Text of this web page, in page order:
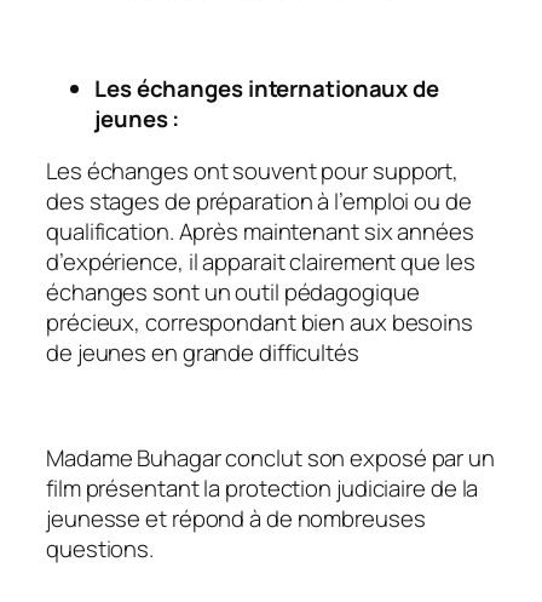
Les échanges internationaux de
jeunes :
Les échanges ont souvent pour support,
des stages de préparation à l’emploi ou de
qualification. Après maintenant six années
d’expérience, il apparait clairement que les
échanges sont un outil pédagogique
précieux, correspondant bien aux besoins
de jeunes en grande difficultés
Madame Buhagar conclut son exposé par un
film présentant la protection judiciaire de la
jeunesse et répond à de nombreuses
questions.